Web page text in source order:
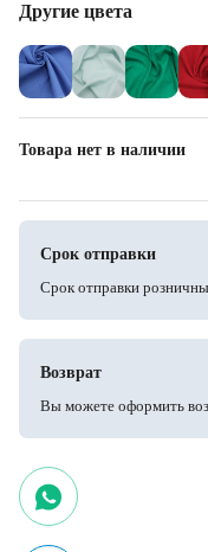
Другие цвета
Товара нет в наличии
Срок отправки
Срок отправки
Возврат
Вы можете оформить